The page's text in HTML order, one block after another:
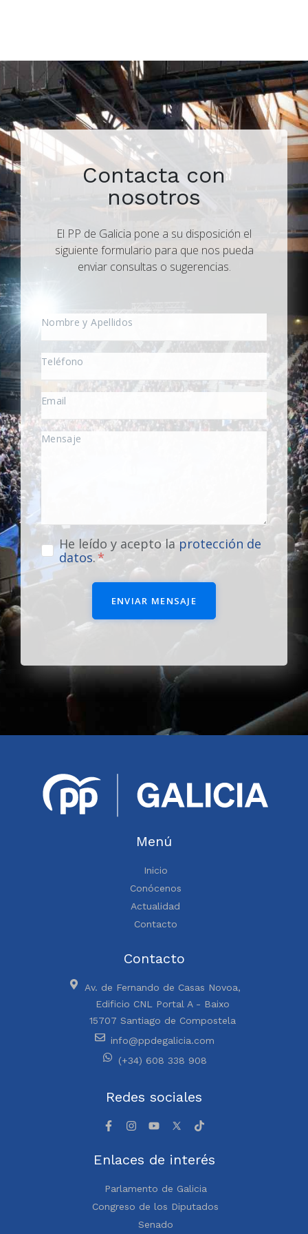
Contacta con
nosotros
El PP de Galicia pone a su disposición el
siguiente formulario para que nos pueda
enviar consultas o sugerencias.
He leído y acepto laprotección de
datos.
ENVIAR MENSAJE
Menú
Inicio
Conócenos
Actualidad
Contacto
Contacto
Av. de Fernando de Casas Novoa,
Edificio CNL Portal A - Baixo
15707 Santiago de Compostela
info@ppdegalicia.com
(+34) 608 338 908
Redes sociales
Enlaces de interés
Parlamento de Galicia
Congreso de los Diputados
Senado